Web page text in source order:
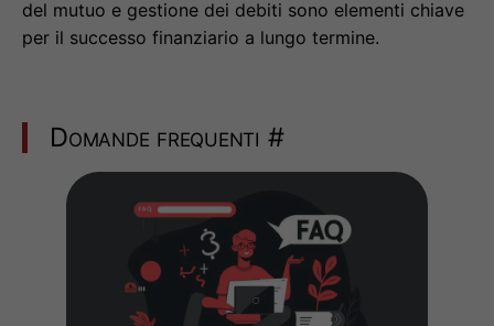
del mutuo e gestione dei debiti sono elementi chiave
per il successo finanziario a lungo termine.
Domande frequenti #